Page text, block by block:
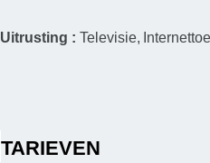
Uitrusting :Televisie
TARIEVEN